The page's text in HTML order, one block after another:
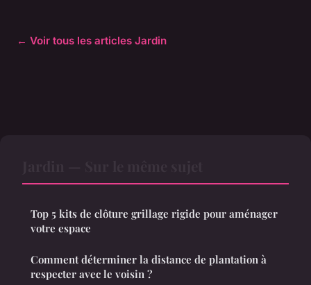
← Voir tous les articles Jardin
Top 5 kits de clôture grillage rigide pour aménager
votre espace
Comment déterminer la distance de plantation à
respecter avec le voisin ?